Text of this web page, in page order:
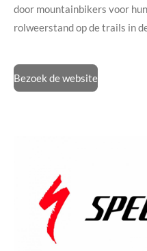
door mountainbikers voor
rolweerstand op de trails in
Bezoek de website